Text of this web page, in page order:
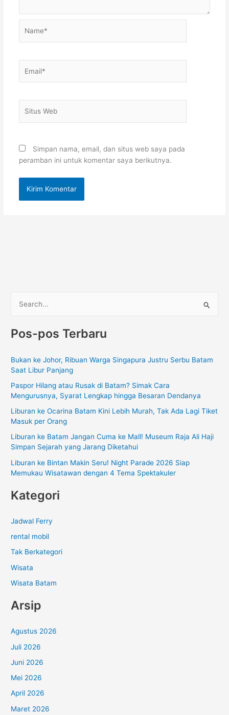
Web
Simpan nama, email, dan situs web saya pada
peramban ini untuk komentar saya berikutnya.
r
u
n
t
k
Pos-pos Terbaru
Bukan ke Johor, Ribuan Warga Singapura Justru Serbu Batam
Saat Libur Panjang
Paspor Hilang atau Rusak di Batam? Simak Cara
Mengurusnya, Syarat Lengkap hingga Besaran Dendanya
Liburan ke Ocarina Batam Kini Lebih Murah, Tak Ada Lagi Tiket
Masuk per Orang
Liburan ke Batam Jangan Cuma ke Mall! Museum Raja Ali Haji
Simpan Sejarah yang Jarang Diketahui
Liburan ke Bintan Makin Seru! Night Parade 2026 Siap
Memukau Wisatawan dengan 4 Tema Spektakuler
Kategori
Jadwal Ferry
rental mobil
Tak Berkategori
Wisata
Wisata Batam
Arsip
Agustus 2026
Juli 2026
Juni 2026
Mei 2026
April 2026
Maret 2026